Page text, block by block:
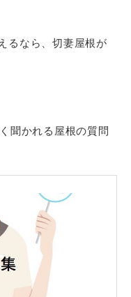
るなら、切妻屋根が
聞かれる屋根の質問